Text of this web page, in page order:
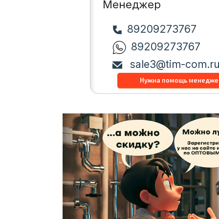
Менеджер
89209273767
89209273767
sale3@tim-